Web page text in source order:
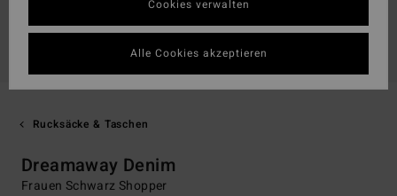
Rucksäcke & Taschen
Dreamaway Denim
Frauen Schwarz Shopper
Cookies verwalten
Alle Cookies akzeptieren